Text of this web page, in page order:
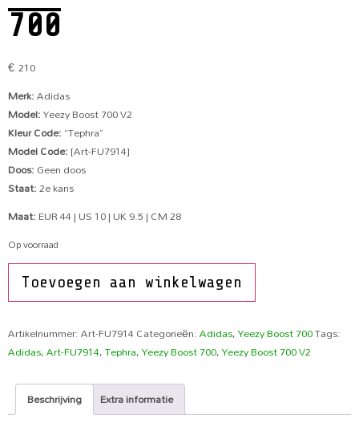
700
€210
Merk:Adidas
Model:Yeezy Boost 700 V2
Kleur Code:“Tephra”
Model Code:[Art-FU7914]
Doos:Geen doos
Staat:2e kans
Maat:EUR 44 | US 10 | UK 9.5 | CM 28
Op voorraad
Toevoegen aan winkelwagen
Artikelnummer:Art-FU7914Categorieën:Adidas,Yeezy Boost 700Tags:
Adidas,Art-FU7914,Tephra,Yeezy Boost 700,Yeezy Boost 700 V2
Beschrijving Extra informatie